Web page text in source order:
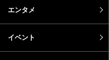
エンタメ
イベント